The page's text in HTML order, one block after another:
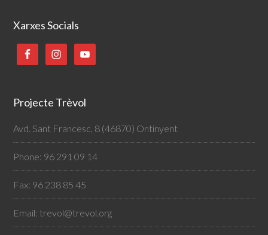
Xarxes Socials
Projecte Trèvol
Avd. Sant Francesc, 8 (46870) Ontinyent
Phone: 96 291 09 14
Fax: 96 238 85 45
Email: trevol@trevol.org